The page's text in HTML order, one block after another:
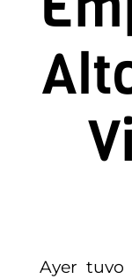
Contacto
Asóciate
Ayer tuvo